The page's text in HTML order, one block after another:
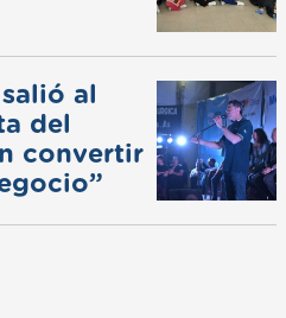
al
del
convertir